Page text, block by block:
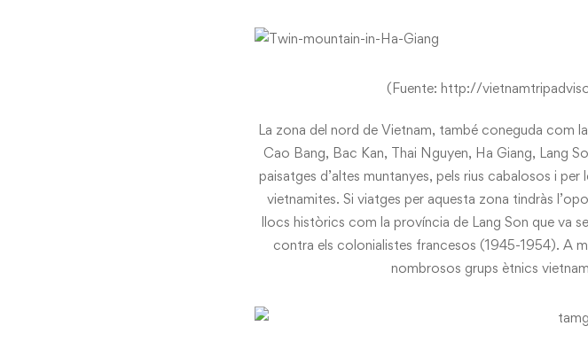
(Fuente: http://
La zona del nord de Vietnam, també coneguda com
Cao Bang, Bac Kan, Thai Nguyen, Ha Giang, Lang
paisatges d’altes muntanyes, pels rius cabalosos i
vietnamites. Si viatges per aquesta zona tindràs
llocs històrics com la província de Lang Son que va
contra els colonialistes francesos (1945-1954). A
nombrosos grups ètnics